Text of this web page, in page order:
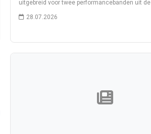
uitgebreid voor twee performancebanden uit de
28.07.2026